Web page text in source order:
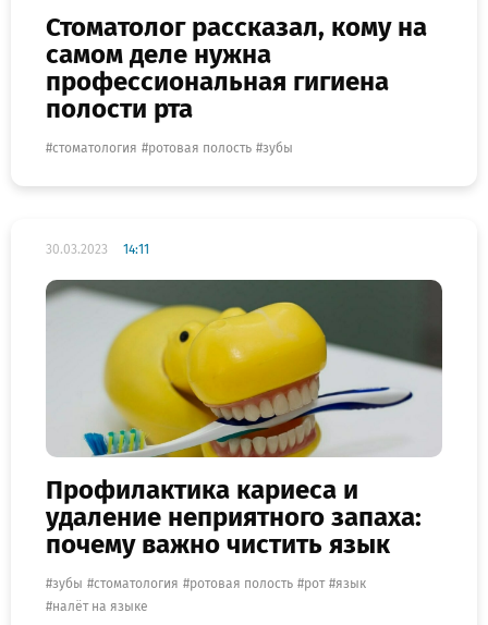
Стоматолог рассказал, кому на
самом деле нужна
профессиональная гигиена
полости рта
стоматология ротовая полость зубы
30.03.2023 14:11
Профилактика кариеса и
удаление неприятного запаха:
почему важно чистить язык
зубы стоматология ротовая полость рот
язык
налёт на языке